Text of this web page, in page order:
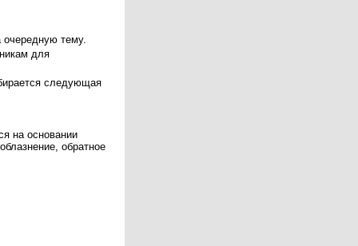
очередную тему.
для
следующая
на основании
обратное